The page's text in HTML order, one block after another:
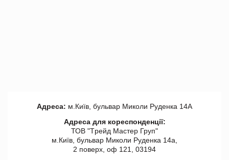
Адреса: м.Київ, бульвар Миколи Руденка 14А
Адреса для кореспонденції:
ТОВ "Tрейд Мастер Груп"
м.Київ, бульвар Миколи Руденка 14а,
2 поверх, оф 121, 03194